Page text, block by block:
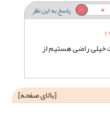
پاسخ به این نظر 0
خیلی راضی هستیم از
[بالای صفحه]